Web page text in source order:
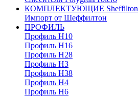
КОМПЛЕКТУЮЩИЕ Sheffilton
Импорт от Шеффилтон
ПРОФИЛЬ
Профиль H10
Профиль H16
Профиль H28
Профиль H3
Профиль H38
Профиль H4
Профиль H6